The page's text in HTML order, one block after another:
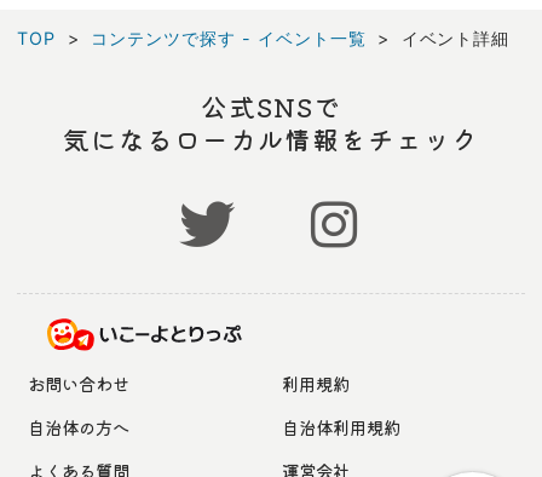
TOP コンテンツで探す - イベント一覧 イベント詳細
公式SNSで
気になるローカル情報をチェック
お問い合わせ
利用規約
自治体の方へ
自治体利用規約
よくある質問
運営会社